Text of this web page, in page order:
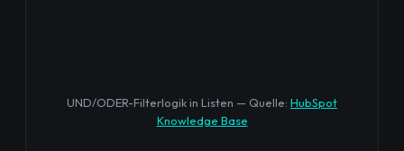
UND/ODER-Filterlogik in Listen — Quelle: HubSpot
Knowledge Base